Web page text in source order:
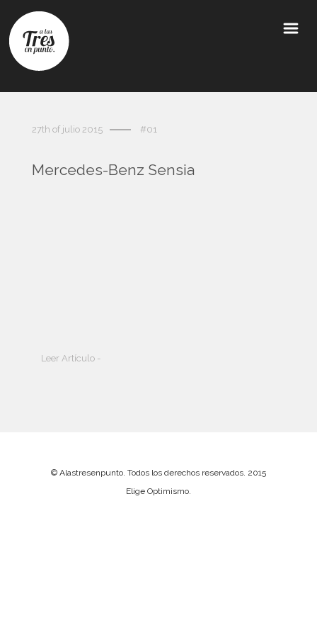
27th of julio 2015 #01
Mercedes-Benz Sensia
Leer Artículo -
© Alastresenpunto. Todos los derechos reservados. 2015
Elige Optimismo.